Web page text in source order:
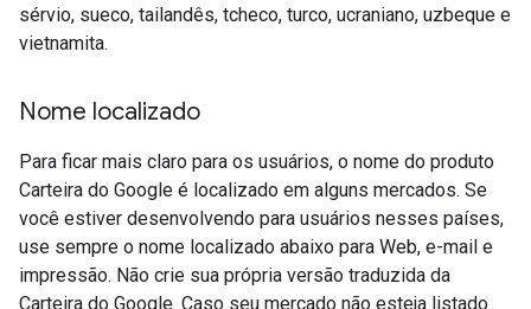
sérvio, sueco, tailandês, tcheco, turco, ucraniano, uzbeque e
vietnamita.
Nome localizado
Para ficar mais claro para os usuários, o nome do produto
Carteira do Google é localizado em alguns mercados. Se
você estiver desenvolvendo para usuários nesses países,
use sempre o nome localizado abaixo para Web, e-mail e
impressão. Não crie sua própria versão traduzida da
Carteira do Google. Caso seu mercado não esteja listado